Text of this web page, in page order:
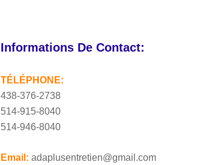
Informations De Contact:
TÉLÉPHONE:
438-376-2738
514-915-8040
514-946-8040
Email: adaplusentretien@gmail.com